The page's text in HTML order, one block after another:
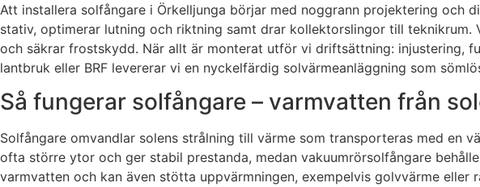
Att installera solfångare i Örkelljunga börjar med noggrann projektering och
stativ, optimerar lutning och riktning samt drar kollektorslingor till
och säkrar frostskydd. När allt är monterat utför vi driftsättning: injustering,
lantbruk eller BRF levererar vi en nyckelfärdig solvärmeanläggning som
Så fungerar solfångare – varmvatten från
Solfångare omvandlar solens strålning till värme som transporteras med en
ofta större ytor och ger stabil prestanda, medan vakuumrörsolfångare
varmvatten och kan även stötta uppvärmningen, exempelvis golvvärme